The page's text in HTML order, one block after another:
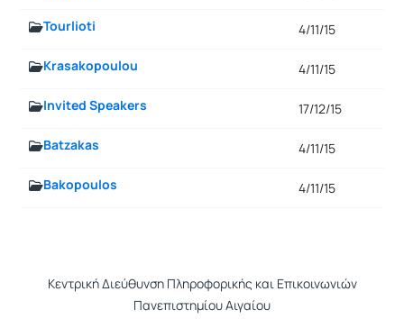
Tourlioti 4/11/15
Krasakopoulou 4/11/15
Invited Speakers 17/12/15
Batzakas 4/11/15
Bakopoulos 4/11/15
Κεντρική Διεύθυνση Πληροφορικής και Επικοινωνιών
Πανεπιστημίου Αιγαίου